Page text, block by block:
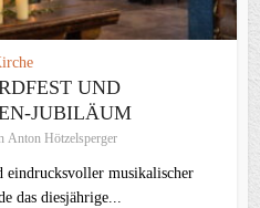
UND
JUBILÄUM
Anton Hötzelsperger
musikalischer
das diesjährige...